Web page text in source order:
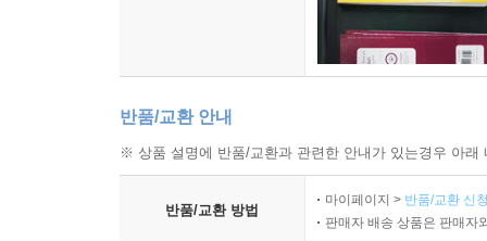
4 복합판매 수행 역량 이해 돕기
5 선행학습: 산업별 복합판매 시나리오
6 전투에서는 이기고 정작 전쟁에서는 패하는 판매
7 복합판매 성공의 첫 번째 열쇠
10 전략적 파트너십을 위한 숨은 조력자를 찾아라
반품/교환 안내
※ 상품 설명에 반품/교환과 관련한 안내가 있는경우 아
반품/교환 방법
마이페이지 > 반품/교환 신
판매자 배송 상품은 판매자